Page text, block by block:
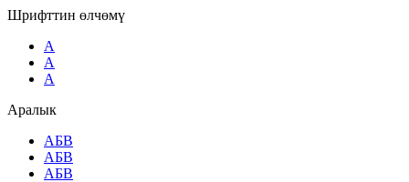
Шрифттин өлчөмү
A
A
A
Аралык
AБВ
AБВ
AБВ